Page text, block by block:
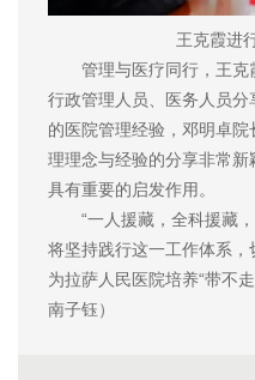
王克霞进
管理与医疗同行，王克
行政管理人员、医务人员
的医院管理经验，邓明卓
理理念与经验的分享非常
具有重要的启发作用。
“一人援藏，全科援藏，
将坚持践行这一工作体系，
为拉萨人民医院培养“带不
南子钰）